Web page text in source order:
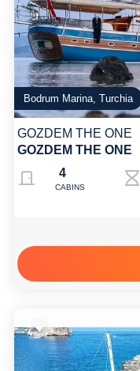
Bodrum Marina, Turchia
GOZDEM THE ONE
GOZDEM THE ONE
4
CABINS